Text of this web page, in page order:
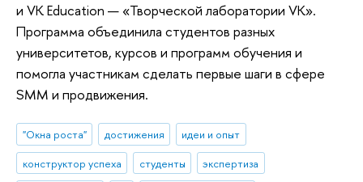
и VK Education — «Творческой лаборатории VK».
Программа объединила студентов разных
университетов, курсов и программ обучения и
помогла участникам сделать первые шаги в сфере
SMM и продвижения.
"Окна роста" достижения
идеи и опыт
конструктор успеха
студенты
экспертиза